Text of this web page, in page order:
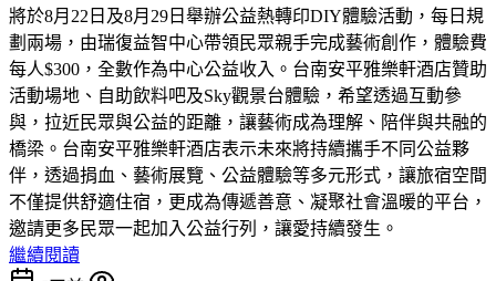
將於8月22日及8月29日舉辦公益熱轉印DIY體驗活動，每日規
劃兩場，由瑞復益智中心帶領民眾親手完成藝術創作，體驗費
每人$300，全數作為中心公益收入。台南安平雅樂軒酒店贊助
活動場地、自助飲料吧及Sky觀景台體驗，希望透過互動參
與，拉近民眾與公益的距離，讓藝術成為理解、陪伴與共融的
橋梁。台南安平雅樂軒酒店表示未來將持續攜手不同公益夥
伴，透過捐血、藝術展覽、公益體驗等多元形式，讓旅宿空間
不僅提供舒適住宿，更成為傳遞善意、凝聚社會溫暖的平台，
邀請更多民眾一起加入公益行列，讓愛持續發生。
繼續閱讀